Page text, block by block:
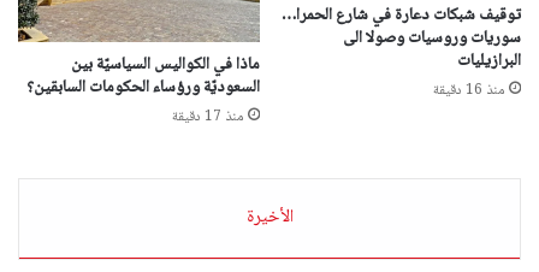
توقيف شبكات دعارة في شارع الحمرا…
سوريات وروسيات وصولا الى
البرازيليات
منذ 16 دقيقة
ماذا في الكواليس السياسيّة بين
السعوديّة ورؤساء الحكومات السابقين؟
منذ 17 دقيقة
الأخيرة